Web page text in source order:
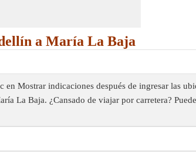
a María La Baja
Mostrar indicaciones después de ingresar las
La Baja. ¿Cansado de viajar por carretera?